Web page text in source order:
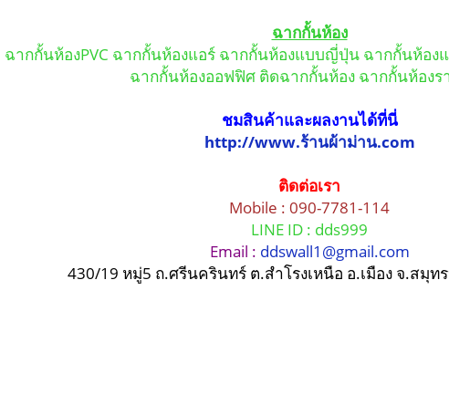
ฉากกั้นห้อง
ฉากกั้นห้องPVC ฉากกั้นห้องแอร์ ฉากกั้นห้องแบบญี่ปุ่น ฉากกั้นห้อง
ฉากกั้นห้องออฟฟิศ ติดฉากกั้นห้อง ฉากกั้นห้องร
ชมสินค้าและผลงานได้ที่นี่
http://www.ร้านผ้าม่าน.com
ติดต่อเรา
Mobile : 090-7781-114
LINE ID : dds999
Email : ddswall1@gmail.com
430/19 หมู่5 ถ.ศรีนครินทร์ ต.สำโรงเหนือ อ.เมือง จ.สมุท